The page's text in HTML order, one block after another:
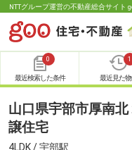
NTTグループ運営の不動産総合サイト
0
最近検索した条件
1
最近見た
山口県宇部市厚南
譲住宅
4LDK / 宇部駅